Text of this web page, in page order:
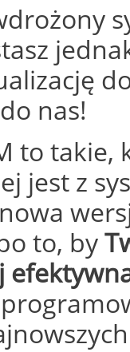
nas!
to
jest z
to, by